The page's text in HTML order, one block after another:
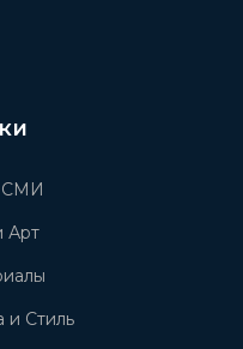
СМИ
Арт
и Стиль